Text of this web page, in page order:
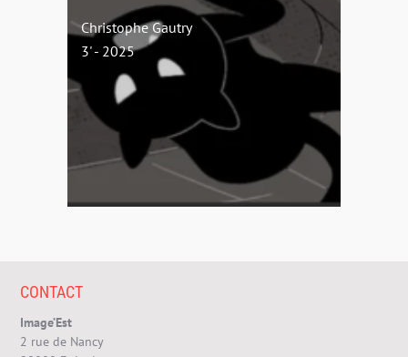
Christophe Gautry
3' - 2025
CONTACT
Image’Est
2 rue de Nancy